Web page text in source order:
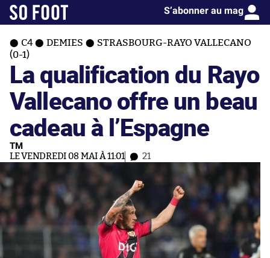
S’abonner au mag
C4 DEMIES
STRASBOURG-RAYO VALLECANO
(0-1)
La qualification du Rayo
Vallecano offre un beau
cadeau à l’Espagne
TM
LE VENDREDI 08 MAI À 11:01 21